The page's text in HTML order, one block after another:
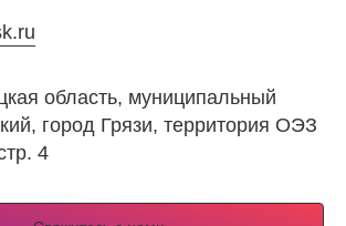
область, муниципальный
город Грязи, территория ОЭЗ
4